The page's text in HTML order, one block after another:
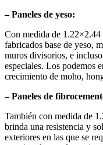
– Paneles de yeso:
Con medida de
fabricados base de yeso,
muros divisorios, e
especiales. Los podemos
crecimiento de moho,
– Paneles de
También con medida de
brinda una resistencia y
exteriores en las que se